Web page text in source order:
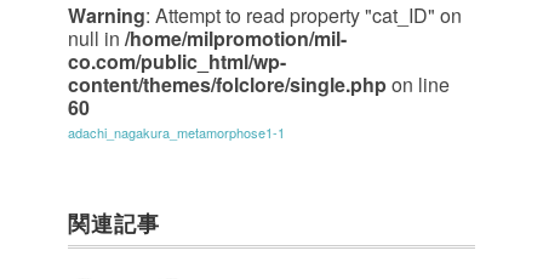
Warning: Attempt to read property "cat_ID" on
null in /home/milpromotion/mil-
co.com/public_html/wp-
content/themes/folclore/single.phpon line
60
adachi_nagakura_metamorphose1-1
関連記事